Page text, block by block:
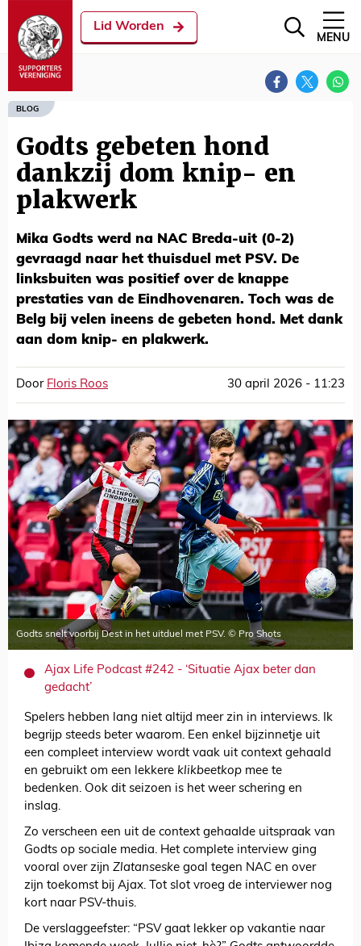
Lid Worden
MENU
BLOG
Godts gebeten hond
dankzij dom knip- en
plakwerk
Mika Godts werd na NAC Breda-uit (0-2)
gevraagd naar het thuisduel met PSV. De
linksbuiten was positief over de knappe
prestaties van de Eindhovenaren. Toch was de
Belg bij velen ineens de gebeten hond. Met dank
aan dom knip- en plakwerk.
Door Floris Roos 30 april 2026 - 11:23
Godts snelt voorbij Dest in het uitduel met PSV. © Pro Shots
Ajax Life Podcast #242 - ‘Situatie Ajax beter dan
gedacht’
Spelers hebben lang niet altijd meer zin in interviews. Ik
begrijp steeds beter waarom. Een enkel bijzinnetje uit
een compleet interview wordt vaak uit context gehaald
en gebruikt om een lekkere klikbeetkop mee te
bedenken. Ook dit seizoen is het weer schering en
inslag.
Zo verscheen een uit de context gehaalde uitspraak van
Godts op sociale media. Het complete interview ging
vooral over zijn Zlatanseske goal tegen NAC en over
zijn toekomst bij Ajax. Tot slot vroeg de interviewer nog
kort naar PSV-thuis.
De verslaggeefster: “PSV gaat lekker op vakantie naar